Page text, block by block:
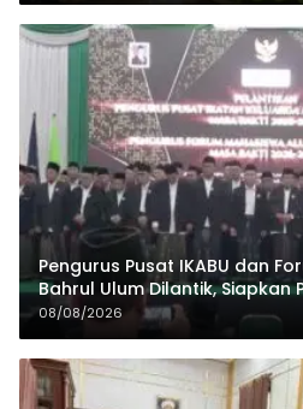
Pengurus Pusat IKABU dan
Bahrul Ulum Dilantik, Siapkan
Organisasi dan Ekonomi
08/08/2026